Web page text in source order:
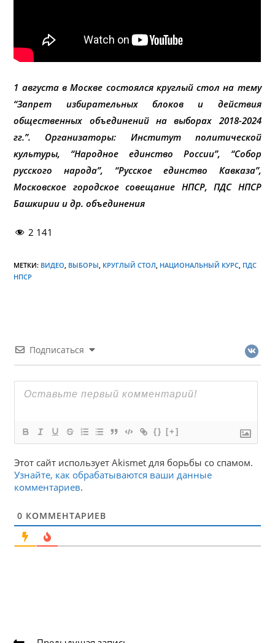
1 августа в Москве состоялся круглый стол на тему
“Запрет избирательных блоков и действия
общественных объединений на выборах 2018-2024
гг.”. Организаторы: Институт политической
культуры, “Народное единство России”, “Собор
русского народа”, “Русское единство Кавказа”,
Московское городское совещание НПСР, ПДС НПСР
Башкирии и др. объединения
2 141
МЕТКИ: ВИДЕО, ВЫБОРЫ, КРУГЛЫЙ СТОЛ, НАЦИОНАЛЬНЫЙ КУРС, ПДС
НПСР
Подписаться
{} [+]
Этот сайт использует Akismet для борьбы со спамом.
Узнайте, как обрабатываются ваши данные
комментариев.
0 КОММЕНТАРИЕВ
Еще